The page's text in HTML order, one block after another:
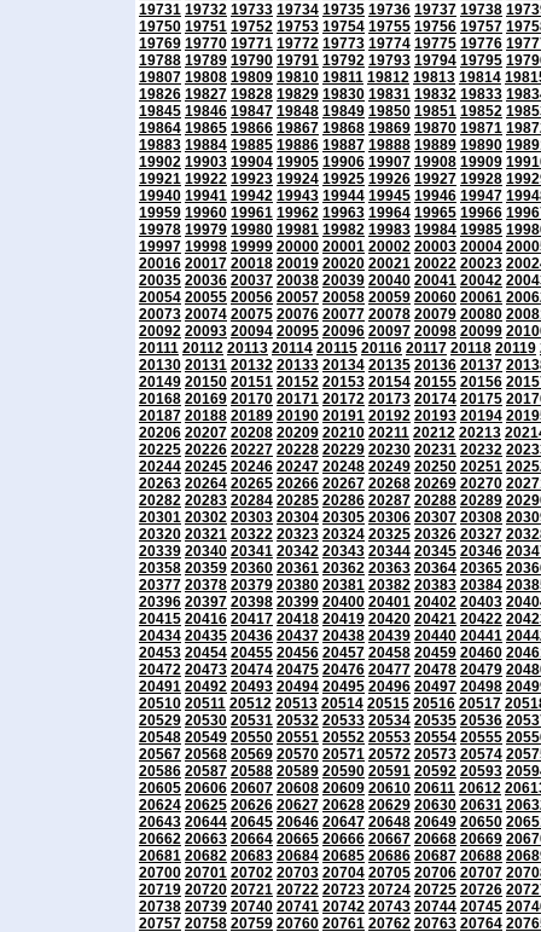
19731 19732 19733 19734 19735 19736 19737 19738
19750 19751 19752 19753 19754 19755 19756 19757
19769 19770 19771 19772 19773 19774 19775 19776
19788 19789 19790 19791 19792 19793 19794 19795
19807 19808 19809 19810 19811 19812 19813 19814
19826 19827 19828 19829 19830 19831 19832 19833
19845 19846 19847 19848 19849 19850 19851 19852
19864 19865 19866 19867 19868 19869 19870 19871
19883 19884 19885 19886 19887 19888 19889 19890
19902 19903 19904 19905 19906 19907 19908 19909
19921 19922 19923 19924 19925 19926 19927 19928
19940 19941 19942 19943 19944 19945 19946 19947
19959 19960 19961 19962 19963 19964 19965 19966
19978 19979 19980 19981 19982 19983 19984 19985
19997 19998 19999 20000 20001 20002 20003 20004
20016 20017 20018 20019 20020 20021 20022 20023
20035 20036 20037 20038 20039 20040 20041 20042
20054 20055 20056 20057 20058 20059 20060 20061
20073 20074 20075 20076 20077 20078 20079 20080
20092 20093 20094 20095 20096 20097 20098 20099
20111 20112 20113 20114 20115 20116 20117 20118 20119
20130 20131 20132 20133 20134 20135 20136 20137
20149 20150 20151 20152 20153 20154 20155 20156
20168 20169 20170 20171 20172 20173 20174 20175
20187 20188 20189 20190 20191 20192 20193 20194
20206 20207 20208 20209 20210 20211 20212 20213
20225 20226 20227 20228 20229 20230 20231 20232
20244 20245 20246 20247 20248 20249 20250 20251
20263 20264 20265 20266 20267 20268 20269 20270
20282 20283 20284 20285 20286 20287 20288 20289
20301 20302 20303 20304 20305 20306 20307 20308
20320 20321 20322 20323 20324 20325 20326 20327
20339 20340 20341 20342 20343 20344 20345 20346
20358 20359 20360 20361 20362 20363 20364 20365
20377 20378 20379 20380 20381 20382 20383 20384
20396 20397 20398 20399 20400 20401 20402 20403
20415 20416 20417 20418 20419 20420 20421 20422
20434 20435 20436 20437 20438 20439 20440 20441
20453 20454 20455 20456 20457 20458 20459 20460
20472 20473 20474 20475 20476 20477 20478 20479
20491 20492 20493 20494 20495 20496 20497 20498
20510 20511 20512 20513 20514 20515 20516 20517
20529 20530 20531 20532 20533 20534 20535 20536
20548 20549 20550 20551 20552 20553 20554 20555
20567 20568 20569 20570 20571 20572 20573 20574
20586 20587 20588 20589 20590 20591 20592 20593
20605 20606 20607 20608 20609 20610 20611 20612
20624 20625 20626 20627 20628 20629 20630 20631
20643 20644 20645 20646 20647 20648 20649 20650
20662 20663 20664 20665 20666 20667 20668 20669
20681 20682 20683 20684 20685 20686 20687 20688
20700 20701 20702 20703 20704 20705 20706 20707
20719 20720 20721 20722 20723 20724 20725 20726
20738 20739 20740 20741 20742 20743 20744 20745
20757 20758 20759 20760 20761 20762 20763 20764